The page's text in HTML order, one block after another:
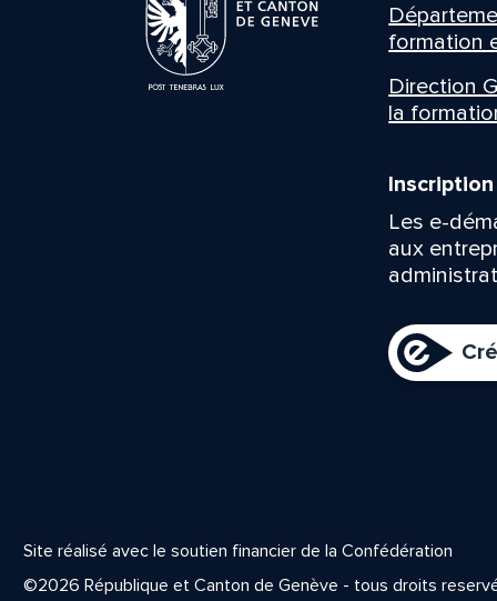
formation
Direction
la
Les e-
aux
Site réalisé avec le soutien financier de la Confédération
©2026 République et Canton de Genève - tous droits